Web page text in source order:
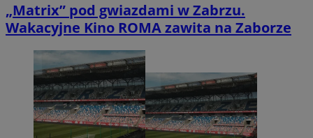
„Matrix” pod gwiazdami w Zabrzu.
Wakacyjne Kino ROMA zawita na Zaborze